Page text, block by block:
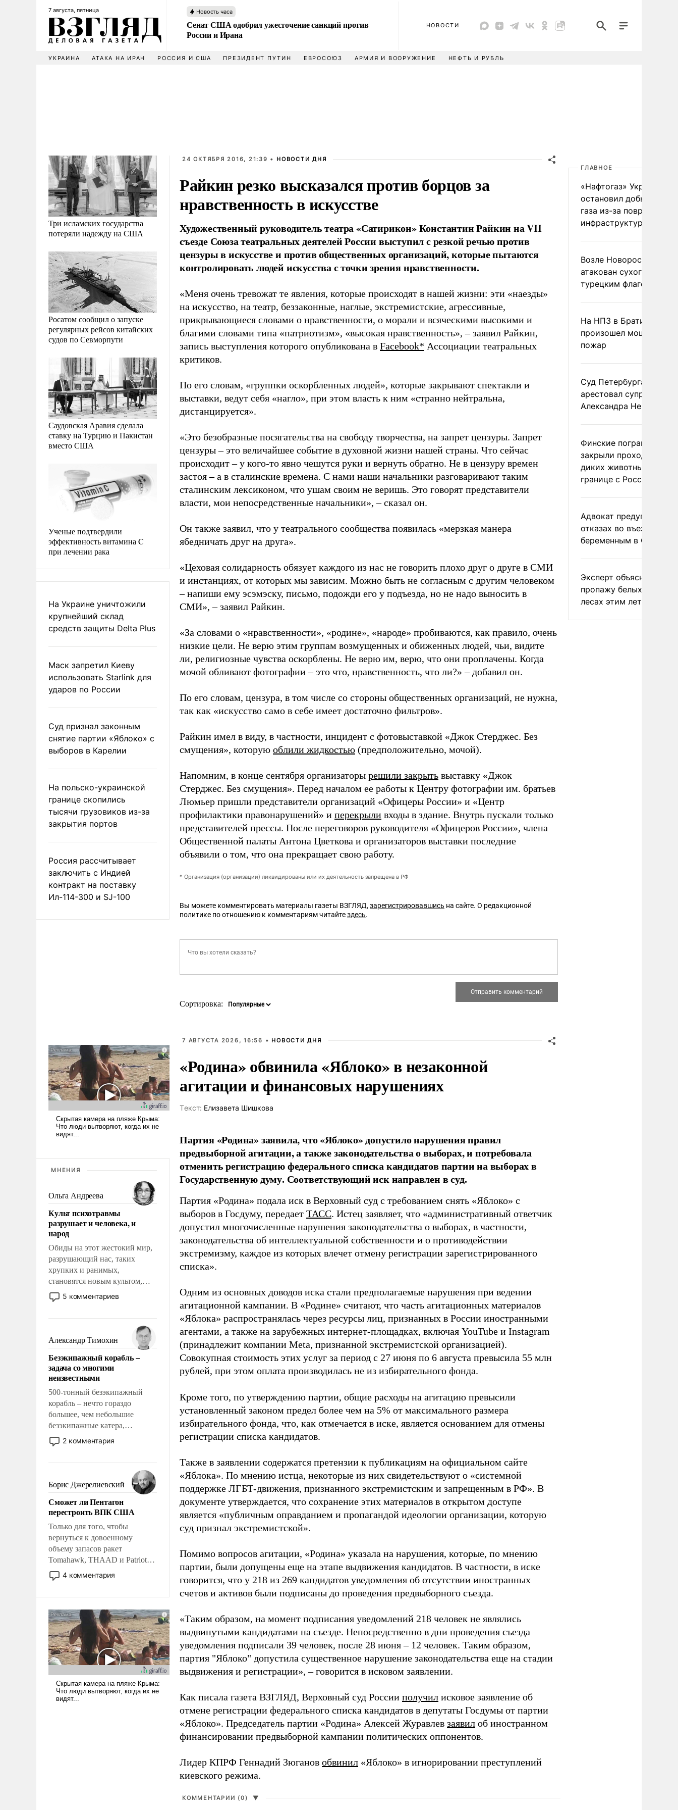
7 августа, пятница Новость часа
Сенат США одобрил ужесточение санкций против
России и Ирана
НОВОСТИ
УКРАИНА АТАКА НА ИРАН РОССИЯ И США ПРЕЗИДЕНТ ПУТИН ЕВРОСОЮЗ АРМИЯ И ВООРУЖЕНИЕ НЕФТЬ И РУБЛЬ
Три исламских государства
потеряли надежду на США
Росатом сообщил о запуске
регулярных рейсов китайских
судов по Севморпути
Саудовская Аравия сделала
ставку на Турцию и Пакистан
вместо США
Ученые подтвердили
эффективность витамина C
при лечении рака
На Украине уничтожили
крупнейший склад
средств защиты Delta Plus
Маск запретил Киеву
использовать Starlink для
ударов по России
Суд признал законным
снятие партии «Яблоко» с
выборов в Карелии
На польско-украинской
границе скопились
тысячи грузовиков из-за
закрытия портов
Россия рассчитывает
заключить с Индией
контракт на поставку
Ил-114-300 и SJ-100
МНЕНИЯ
Ольга Андреева
Культ психотравмы
разрушает и человека, и
народ
Обиды на этот жестокий мир,
разрушающий нас, таких
хрупких и ранимых,
становятся новым культом,
постепенно вытесняя и
отменяя традиционное
мужественным и твердым под
ударами судьбы, брать на себя
ответственность, помогать
слабым, идти вперед и
адаптироваться.
5 комментариев
Александр Тимохин
Безэкипажный корабль –
задача со многими
неизвестными
500-тонный безэкипажный
корабль – нечто гораздо
большее, чем небольшие
безэкипажные катера,
применение которых уже
стало обыденностью. Задача по
сложна и амбициозна. Однако
и ее реализация радикально
поднимет наши боевые
возможности.
2 комментария
Борис Джерелиевский
Сможет ли Пентагон
перестроить ВПК США
Только для того, чтобы
вернуться к довоенному
объему запасов ракет
Tomahawk, THAAD и Patriot
США потребуется более трех
лет. Даже небольшая война с
Сложившаяся ситуация
означает многолетний период
уязвимости США, например,
перед Китаем.
4 комментария
24 ОКТЯБРЯ 2016, 21:39 • НОВОСТИ ДНЯ
Райкин резко высказался против борцов за
нравственность в искусстве
Художественный руководитель театра «Сатирикон» Константин Райкин на VII
съезде Союза театральных деятелей России выступил с резкой речью против
цензуры в искусстве и против общественных организаций, которые пытаются
контролировать людей искусства с точки зрения нравственности.
«Меня очень тревожат те явления, которые происходят в нашей жизни: эти «наезды»
на искусство, на театр, беззаконные, наглые, экстремистские, агрессивные,
прикрывающиеся словами о нравственности, о морали и всяческими высокими и
благими словами типа «патриотизм», «высокая нравственность», – заявил Райкин,
запись выступления которого опубликована в Facebook* Ассоциации театральных
критиков.
По его словам, «группки оскорбленных людей», которые закрывают спектакли и
выставки, ведут себя «нагло», при этом власть к ним «странно нейтральна,
дистанцируется».
«Это безобразные посягательства на свободу творчества, на запрет цензуры. Запрет
цензуры – это величайшее событие в духовной жизни нашей страны. Что сейчас
происходит – у кого-то явно чешутся руки и вернуть обратно. Не в цензуру времен
застоя – а в сталинские времена. С нами наши начальники разговаривают таким
сталинским лексиконом, что ушам своим не веришь. Это говорят представители
власти, мои непосредственные начальники», – сказал он.
Он также заявил, что у театрального сообщества появилась «мерзкая манера
ябедничать друг на друга».
«Цеховая солидарность обязует каждого из нас не говорить плохо друг о друге в СМИ
и инстанциях, от которых мы зависим. Можно быть не согласным с другим человеком
– напиши ему эсэмэску, письмо, подожди его у подъезда, но не надо выносить в
СМИ», – заявил Райкин.
«За словами о «нравственности», «родине», «народе» пробиваются, как правило, очень
низкие цели. Не верю этим группам возмущенных и обиженных людей, чьи, видите
ли, религиозные чувства оскорблены. Не верю им, верю, что они проплачены. Когда
мочой обливают фотографии – это что, нравственность, что ли?» – добавил он.
По его словам, цензура, в том числе со стороны общественных организаций, не нужна,
так как «искусство само в себе имеет достаточно фильтров».
Райкин имел в виду, в частности, инцидент с фотовыставкой «Джок Стерджес. Без
смущения», которую облили жидкостью (предположительно, мочой).
Напомним, в конце сентября организаторы решили закрыть выставку «Джок
Стерджес. Без смущения». Перед началом ее работы к Центру фотографии им. братьев
Люмьер пришли представители организаций «Офицеры России» и «Центр
профилактики правонарушений» и перекрыли входы в здание. Внутрь пускали только
представителей прессы. После переговоров руководителя «Офицеров России», члена
Общественной палаты Антона Цветкова и организаторов выставки последние
объявили о том, что она прекращает свою работу.
* Организация (организации) ликвидированы или их деятельность запрещена в РФ
Вы можете комментировать материалы газеты ВЗГЛЯД, зарегистрировавшись на сайте. О редакционной
политике по отношению к комментариям читайтездесь.
Сортировка:
7 АВГУСТА 2026, 16:56 • НОВОСТИ ДНЯ
«Родина» обвинила «Яблоко» в незаконной
агитации и финансовых нарушениях
Tекст: Елизавета Шишкова
Партия «Родина» заявила, что «Яблоко» допустило нарушения правил
предвыборной агитации, а также законодательства о выборах, и потребовала
отменить регистрацию федерального списка кандидатов партии на выборах в
Государственную думу. Соответствующий иск направлен в суд.
Партия «Родина» подала иск в Верховный суд с требованием снять «Яблоко» с
выборов в Госдуму, передает ТАСС. Истец заявляет, что «административный ответчик
допустил многочисленные нарушения законодательства о выборах, в частности,
законодательства об интеллектуальной собственности и о противодействии
экстремизму, каждое из которых влечет отмену регистрации зарегистрированного
списка».
Одним из основных доводов иска стали предполагаемые нарушения при ведении
агитационной кампании. В «Родине» считают, что часть агитационных материалов
«Яблока» распространялась через ресурсы лиц, признанных в России иностранными
агентами, а также на зарубежных интернет-площадках, включая YouTube и Instagram
(принадлежит компании Meta, признанной экстремистской организацией).
Совокупная стоимость этих услуг за период с 27 июня по 6 августа превысила 55 млн
рублей, при этом оплата производилась не из избирательного фонда.
Кроме того, по утверждению партии, общие расходы на агитацию превысили
установленный законом предел более чем на 5% от максимального размера
избирательного фонда, что, как отмечается в иске, является основанием для отмены
регистрации списка кандидатов.
Также в заявлении содержатся претензии к публикациям на официальном сайте
«Яблока». По мнению истца, некоторые из них свидетельствуют о «системной
поддержке ЛГБТ-движения, признанного экстремистским и запрещенным в РФ». В
документе утверждается, что сохранение этих материалов в открытом доступе
является «публичным оправданием и пропагандой идеологии организации, которую
суд признал экстремистской».
Помимо вопросов агитации, «Родина» указала на нарушения, которые, по мнению
партии, были допущены еще на этапе выдвижения кандидатов. В частности, в иске
говорится, что у 218 из 269 кандидатов уведомления об отсутствии иностранных
счетов и активов были подписаны до проведения предвыборного съезда.
«Таким образом, на момент подписания уведомлений 218 человек не являлись
выдвинутыми кандидатами на съезде. Непосредственно в дни проведения съезда
уведомления подписали 39 человек, после 28 июня – 12 человек. Таким образом,
партия "Яблоко" допустила существенное нарушение законодательства еще на стадии
выдвижения и регистрации», – говорится в исковом заявлении.
Как писала газета ВЗГЛЯД, Верховный суд России получил исковое заявление об
отмене регистрации федерального списка кандидатов в депутаты Госдумы от партии
«Яблоко». Председатель партии «Родина» Алексей Журавлев заявил об иностранном
финансировании предвыборной кампании политических оппонентов.
Лидер КПРФ Геннадий Зюганов обвинил «Яблоко» в игнорировании преступлений
киевского режима.
КОММЕНТАРИИ (0) ▼
ГЛАВНОЕ
«Нафтогаз» Украины
остановил добычу
газа из-за повреждения
инфраструктуры
Возле Новороссийска
атакован сухогруз под
турецким флагом
На НПЗ в Братиславе
произошел мощный
пожар
Суд Петербурга заочно
арестовал супругу
Александра Невзорова
Финские пограничники
закрыли проходы для
диких животных на
границе с Россией
Адвокат предупредил
отказах во въезде
беременным в США
Эксперт объяснил
пропажу белых грибов
лесах этим летом